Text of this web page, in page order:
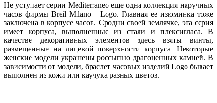
Не уступает серии Mediterraneo еще одна коллекция наручных
часов фирмы Breil Milano – Logo. Главная ее изюминка тоже
заключена в корпусе часов. Сродни своей землячке, эта серия
имеет корпуса, выполненные из стали и плексигласа. В
качестве декоративных элементов здесь взяты винты,
размещенные на лицевой поверхности корпуса. Некоторые
женские модели украшены россыпью драгоценных камней. В
зависимости от модели, браслет часовых изделий Logo бывает
выполнен из кожи или каучука разных цветов.